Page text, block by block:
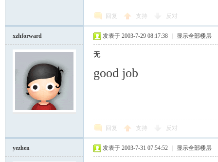
回复 支持 反对
xzhforward 发表于 2003-7-29 08:17:38 显示全部楼层
无
good job
回复 支持 反对
yezhen 发表于 2003-7-31 07:54:52 显示全部楼层